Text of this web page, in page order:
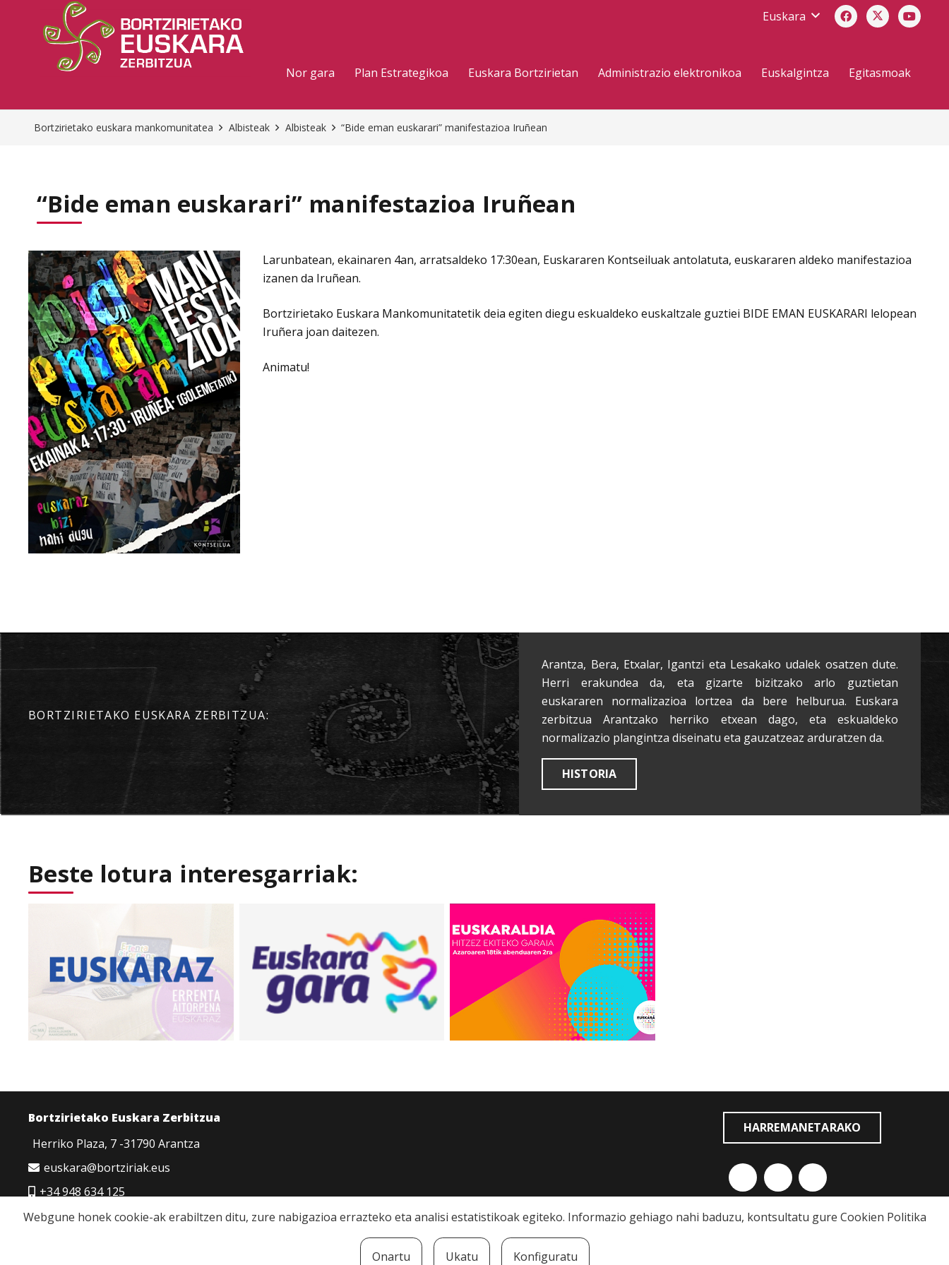
Euskara
Nor gara Plan Estrategikoa Euskara Bortzirietan Administrazio elektronikoa Euskalgintza Egitasmoak
Bortzirietako euskara mankomunitatea Albisteak Albisteak “Bide eman euskarari” manifestazioa Iruñean
“Bide eman euskarari” manifestazioa Iruñean
Larunbatean, ekainaren 4an, arratsaldeko 17:30ean, Euskararen Kontseiluak antolatuta, euskararen aldeko manifestazioa
izanen da Iruñean.
Bortzirietako Euskara Mankomunitatetik deia egiten diegu eskualdeko euskaltzale guztiei BIDE EMAN EUSKARARI lelopean
Iruñera joan daitezen.
Animatu!
BORTZIRIETAKO EUSKARA ZERBITZUA:
Arantza, Bera, Etxalar, Igantzi eta Lesakako udalek osatzen dute.
Herri erakundea da, eta gizarte bizitzako arlo guztietan
euskararen normalizazioa lortzea da bere helburua. Euskara
zerbitzua Arantzako herriko etxean dago, eta eskualdeko
normalizazio plangintza diseinatu eta gauzatzeaz arduratzen da.
HISTORIA
Beste lotura interesgarriak:
Bortzirietako Euskara Zerbitzua
Herriko Plaza, 7 -31790 Arantza
euskara@bortziriak.eus
+34 948 634 125
680 65 06 50
HARREMANETARAKO
Webgune honek cookie-ak erabiltzen ditu, zure nabigazioa errazteko eta analisi estatistikoak egiteko. Informazio gehiago nahi baduzu, kontsultatu gure Cookien Politika
Onartu Ukatu Konfiguratu